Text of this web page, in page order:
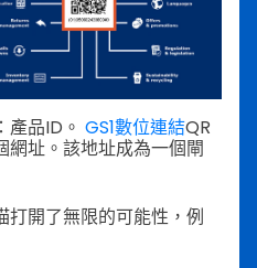
產品ID。 GS1數位連結QR
網址。該地址成為一個閘
打開了無限的可能性，例